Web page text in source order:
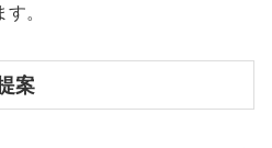
。
案